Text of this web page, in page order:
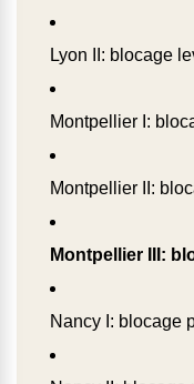
Lyon II: blocage
Montpellier I:
Montpellier II:
Montpellier III:
Nancy I: blocage